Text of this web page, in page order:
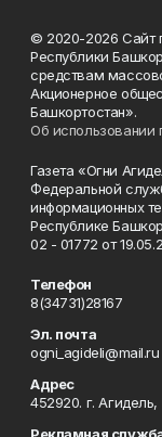
© 2020-2026 Сайт
Республики
средствам
Акционерное
Башкортостан».
Об использовании
Газета «Огни
Федеральной
информационных
Республике
02 - 01772 от
Телефон
8(34731)28167
Эл. почта
ogni_agideli@mail.ru
Адрес
452920. г.